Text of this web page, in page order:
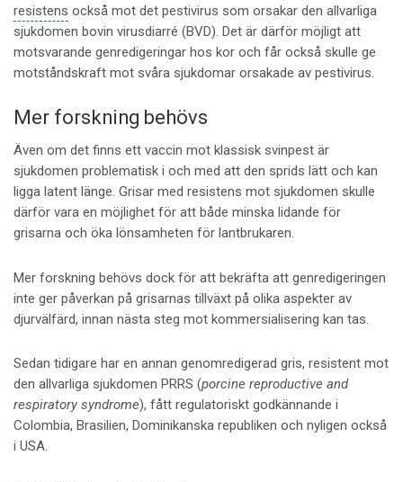
resistens också mot det pestivirus som orsakar den allvarliga
sjukdomen bovin virusdiarré (BVD). Det är därför möjligt att
motsvarande genredigeringar hos kor och får också skulle ge
motståndskraft mot svåra sjukdomar orsakade av pestivirus.
Mer forskning behövs
Även om det finns ett vaccin mot klassisk svinpest är
sjukdomen problematisk i och med att den sprids lätt och kan
ligga latent länge. Grisar med resistens mot sjukdomen skulle
därför vara en möjlighet för att både minska lidande för
grisarna och öka lönsamheten för lantbrukaren.
Mer forskning behövs dock för att bekräfta att genredigeringen
inte ger påverkan på grisarnas tillväxt på olika aspekter av
djurvälfärd, innan nästa steg mot kommersialisering kan tas.
Sedan tidigare har en annan genomredigerad gris, resistent mot
den allvarliga sjukdomen PRRS (porcine reproductive and
respiratory syndrome), fått regulatoriskt godkännande i
Colombia, Brasilien, Dominikanska republiken och nyligen också
i USA.